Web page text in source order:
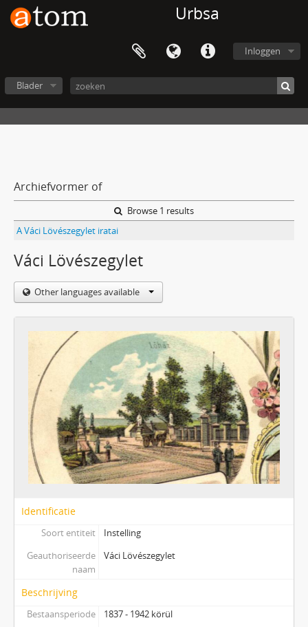
Urbsa
Inloggen
Blader
Archiefvormer of
Browse 1 results
A Váci Lövészegylet iratai
Váci Lövészegylet
Other languages available
Identificatie
Soort entiteit
Instelling
Geauthoriseerde
naam
Váci Lövészegylet
Beschrijving
Bestaansperiode
1837 - 1942 körül